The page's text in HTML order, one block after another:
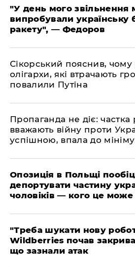
​"У день мого звільнення
випробували українську
ракету", — Федоров
​Сікорський пояснив, чому
олігархи, які втрачають
повалили Путіна
​Пропаганда не діє: частка
вважають війну проти
успішною, впала до
​Опозиція в Польщі
депортувати частину
чоловіків — кого це може
​"Треба шукати нову
Wildberries почав
що зазнали атак